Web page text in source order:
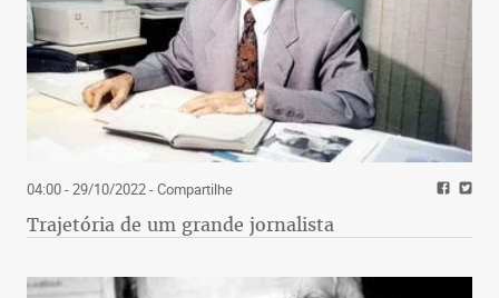
04:00 - 29/10/2022- Compartilhe
Trajetória de um grande jornalista